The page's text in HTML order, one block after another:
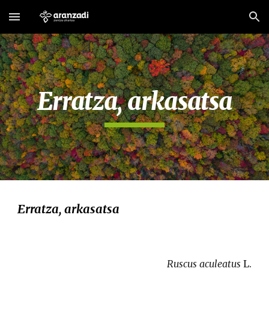
Skip to main content Skip to navigation
Erratza, arkasatsa
Erratza, arkasatsa
Ruscus aculeatus L.